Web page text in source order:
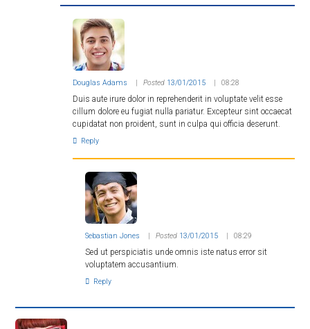
Douglas Adams Posted 13/01/2015 08:28
Duis aute irure dolor in reprehenderit in voluptate velit esse
cillum dolore eu fugiat nulla pariatur. Excepteur sint occaecat
cupidatat non proident, sunt in culpa qui officia deserunt.
Reply
Sebastian Jones Posted 13/01/2015 08:29
Sed ut perspiciatis unde omnis iste natus error sit
voluptatem accusantium.
Reply